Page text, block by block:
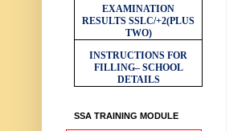
EXAMINATION
RESULTS SSLC/+2(PLUS
TWO)
INSTRUCTIONS FOR
FILLING– SCHOOL
DETAILS
SSA TRAINING MODULE